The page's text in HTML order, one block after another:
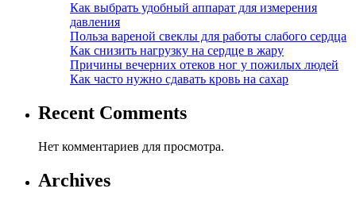
Как выбрать удобный аппарат для измерения
давления
Польза вареной свеклы для работы слабого сердца
Как снизить нагрузку на сердце в жару
Причины вечерних отеков ног у пожилых людей
Как часто нужно сдавать кровь на сахар
Recent Comments
Нет комментариев для просмотра.
Archives